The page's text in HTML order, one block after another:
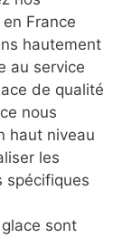
France
hautement
au service
de qualité
nous
haut niveau
les
spécifiques
sont